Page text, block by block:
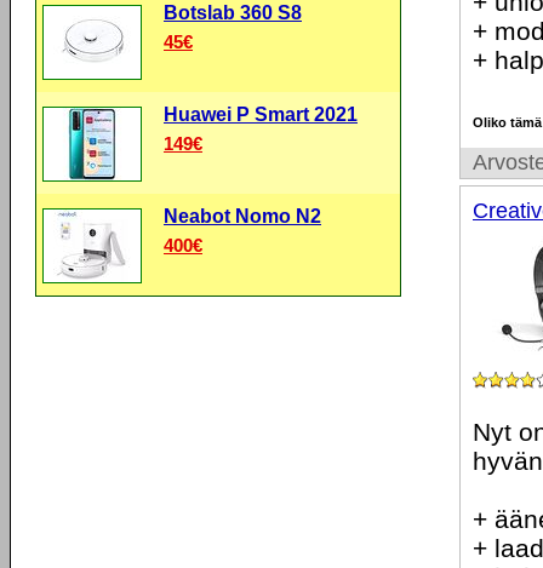
+
+
Oliko
Nyt
+
+
Botslab 360 S8
45€
Huawei P Smart 2021
149€
Neabot Nomo N2
400€